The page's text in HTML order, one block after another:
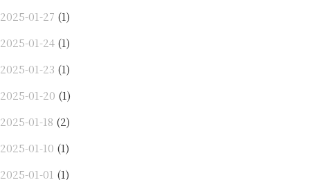
2025-01-27 (1)
2025-01-24 (1)
2025-01-23 (1)
2025-01-20 (1)
2025-01-18 (2)
2025-01-10 (1)
2025-01-01 (1)